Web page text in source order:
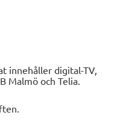
innehåller digital-TV,
Malmö och Telia.